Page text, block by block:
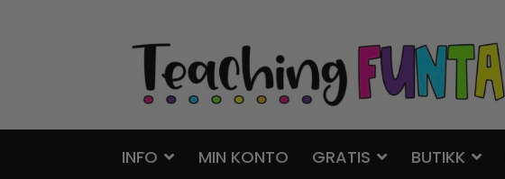
Hopp
navigasjon
Hopp
innhold
INFO MIN KONTO GRATIS BUTIKK